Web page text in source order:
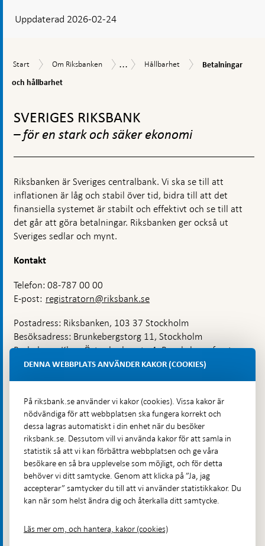
visas
Uppdaterad 2026-02-24
Start
Start
Om
Om Riksbanken
Uppdrag
... Hållbarhet
Hållbarhet
Betalningar
Betalningar
och hållbarhet
toppnavigation
SVERIGES RIKSBANK
– för en stark och säker ekonomi
Riksbanken är Sveriges centralbank. Vi ska se till att
inflationen är låg och stabil över tid, bidra till att det
finansiella systemet är stabilt och effektivt och se till att
det går att göra betalningar. Riksbanken ger också ut
Sveriges sedlar och mynt.
Kontakt
Telefon: 08-787 00 00
E-post: registratorn@riksbank.se
Postadress: Riksbanken, 103 37 Stockholm
Besöksadress: Brunkebergstorg 11, Stockholm
Budadress: Klara Östra kyrkogata 4, Brunkebergsfaret,
Lastplats 6
Hitta direkt
Frågor och svar-
Öppnas
i
ny
flik
Till Riksbankens webbarkiv-
Öppnas
i
ny
Presskontakt
Integritetspolicy
DENNA WEBBPLATS ANVÄNDER KAKOR (COOKIES)
På riksbank.se använder vi kakor (cookies). Vissa kakor är
nödvändiga för att webbplatsen ska fungera korrekt och
dessa lagras automatiskt i din enhet när du besöker
riksbank.se. Dessutom vill vi använda kakor för att samla in
statistik så att vi kan förbättra webbplatsen och ge våra
besökare en så bra upplevelse som möjligt, och för detta
behöver vi ditt samtycke. Genom att klicka på ”Ja, jag
accepterar” samtycker du till att vi använder statistikkakor. Du
kan när som helst ändra dig och återkalla ditt samtycke.
Läs mer om, och hantera, kakor (cookies)